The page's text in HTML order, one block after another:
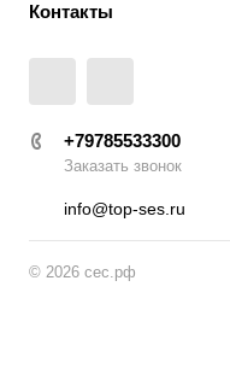
Контакты
+79785533300
Заказать звонок
info@top-ses.ru
© 2026 сес.рф